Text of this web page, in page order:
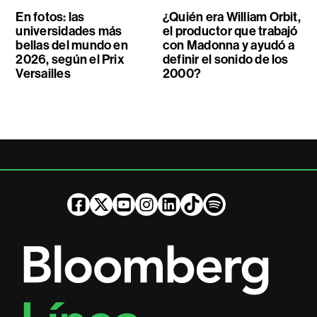
En fotos: las
universidades más
bellas del mundo en
2026, según el Prix
Versailles
¿Quién era William Orbit,
el productor que trabajó
con Madonna y ayudó a
definir el sonido de los
2000?